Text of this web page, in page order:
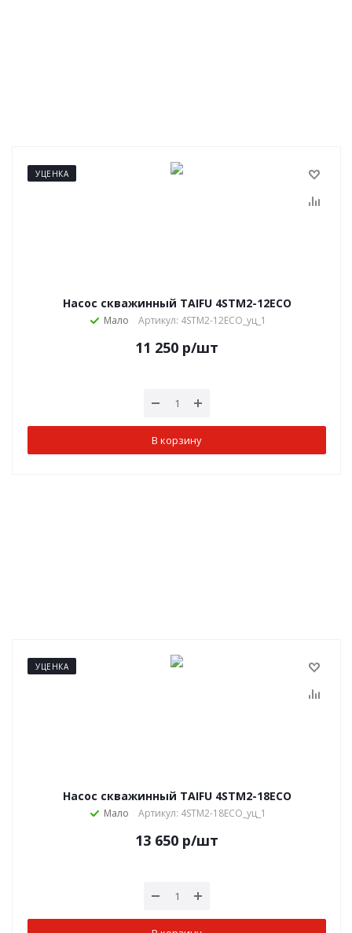
УЦЕНКА
Насос скважинный TAIFU 4STM2-12ECO
Мало Артикул: 4STM2-12ECO_уц_1
11 250 р/шт
В корзину
УЦЕНКА
Насос скважинный TAIFU 4STM2-18ЕСО
Мало Артикул: 4STM2-18ЕСО_уц_1
13 650 р/шт